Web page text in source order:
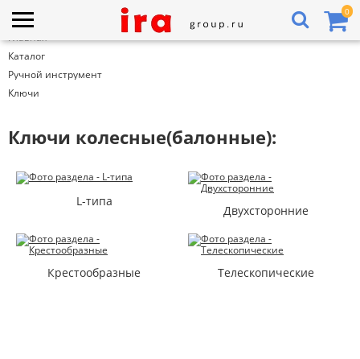
0
Главная
Каталог
Ручной инструмент
Ключи
Ключи колесные(балонные):
L-типа
Двухсторонние
Крестообразные Телескопические